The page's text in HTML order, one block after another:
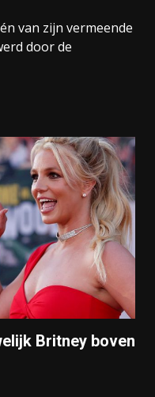
van zijn vermeende
door de
Britney boven